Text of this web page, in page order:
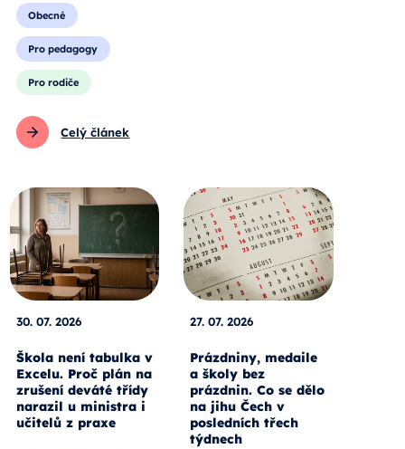
Obecné
Pro pedagogy
Pro rodiče
Celý článek
30. 07. 2026
Škola není tabulka v
Excelu. Proč plán na
zrušení deváté třídy
narazil u ministra i
učitelů z praxe
27. 07. 2026
Prázdniny, medaile
a školy bez
prázdnin. Co se dělo
na jihu Čech v
posledních třech
týdnech